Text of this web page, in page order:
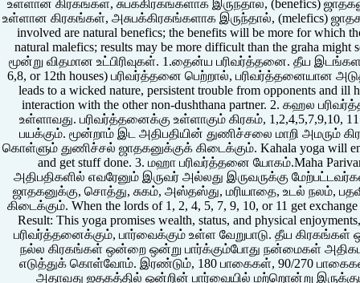
உள்ளான கிரகங்கள், சுபக்கிரகங்களாக இருந்தால், (benefics)
உள்ளான கிரகங்கள், அசுபக்கிரகங்களாக இருந்தால், (melefics)
involved are natural benefics; the benefits will be more for which
natural malefics; results may be more difficult than the graha
மூன்று விதமான உட்பிரிவுகள். 1.தைன்ய பரிவர்த்தனை. தீய
6,8, or 12th houses) பரிவர்த்தனை பெற்றால், பரிவர்த்தனையான
leads to a wicked nature, persistent trouble from opponents and ill
interaction with the other non-dushthana partner. 2. கஹல
உள்ளாவது. பரிவர்த்தனைக்கு உள்ளாகும் கிரகம்,
பயக்கும். மூன்றாம் இட அதிபதியின் துணிச்சலை மாறி அமரும்
கொள்ளும் துணிச்சல் ஜாதகனுக்குக் கிடைக்கும். Kahala yoga will
and get stuff done. 3. மஹா பரிவர்த்தனை யோகம்.Maha
அதிபதிகளில் எவரேனும் இருவர் அல்லது இருவருக்கு
ஜாதகனுக்கு, சொத்து, சுகம், அஸ்தஸ்து, மரியாதை, உடல் நலம்,
கிடைக்கும். When the lords of 1, 2, 4, 5, 7, 9, 10, or 11 get
Result: This yoga promises wealth, status, and physical
பரிவர்த்தனைக்கும், பார்வைக்கும் உள்ள வேறுபாடு. தீய
நல்ல கிரகங்கள் ஒன்றை ஒன்று பார்க்கும்போது நன்மைகள்
எடுத்துக் கொள்வோம். இரண்டும், 180 பாகைகள், 90/270
அதாவது ஜதகத்தில் ஒன்றின் பார்வையில் மற்றொன்று